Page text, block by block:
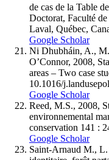
de cas de la Table
Doctorat, Faculté
Laval, Québec,
Google Scholar
Ni Dhubháin, A.,
O’Connor, 2008,
areas – Two case
10.1016/
Google Scholar
Reed, M.S., 2008,
environnemental
conservation 141 :
Google Scholar
Saint-Arnaud M., L.